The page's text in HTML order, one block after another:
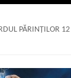
PĂRINŢILOR 12